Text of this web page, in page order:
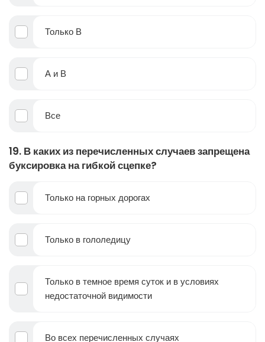
Только В
А и В
Все
19. В каких из перечисленных случаев запрещена
буксировка на гибкой сцепке?
Только на горных дорогах
Только в гололедицу
Только в темное время суток и в условиях
недостаточной видимости
Во всех перечисленных случаях